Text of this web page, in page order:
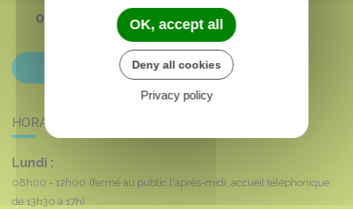
01 69 35 53 00
Contactez-nous
HORAIRES DE LA MAIRIE
Lundi :
08h00 - 12h00 (fermé au public l'après-midi, accueil téléphonique
de 13h30 à 17h)
OK, accept all
Deny all cookies
Privacy policy